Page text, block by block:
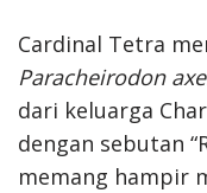
Cardinal Tetra
Paracheirodon
dari keluarga
dengan sebutan
memang hampir